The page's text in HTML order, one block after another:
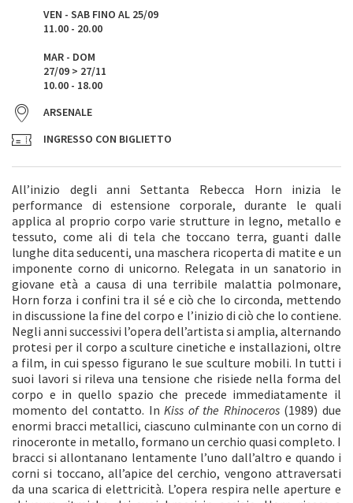
VEN - SAB FINO AL 25/09
11.00 - 20.00
MAR - DOM
27/09 > 27/11
10.00 - 18.00
ARSENALE
INGRESSO CON BIGLIETTO
All’inizio degli anni Settanta Rebecca Horn inizia le
performance di estensione corporale, durante le quali
applica al proprio corpo varie strutture in legno, metallo e
tessuto, come ali di tela che toccano terra, guanti dalle
lunghe dita seducenti, una maschera ricoperta di matite e un
imponente corno di unicorno. Relegata in un sanatorio in
giovane età a causa di una terribile malattia polmonare,
Horn forza i confini tra il sé e ciò che lo circonda, mettendo
in discussione la fine del corpo e l’inizio di ciò che lo contiene.
Negli anni successivi l’opera dell’artista si amplia, alternando
protesi per il corpo a sculture cinetiche e installazioni, oltre
a film, in cui spesso figurano le sue sculture mobili. In tutti i
suoi lavori si rileva una tensione che risiede nella forma del
corpo e in quello spazio che precede immediatamente il
momento del contatto. InKiss of the Rhinoceros (1989) due
enormi bracci metallici, ciascuno culminante con un corno di
rinoceronte in metallo, formano un cerchio quasi completo. I
bracci si allontanano lentamente l’uno dall’altro e quando i
corni si toccano, all’apice del cerchio, vengono attraversati
da una scarica di elettricità. L’opera respira nelle aperture e